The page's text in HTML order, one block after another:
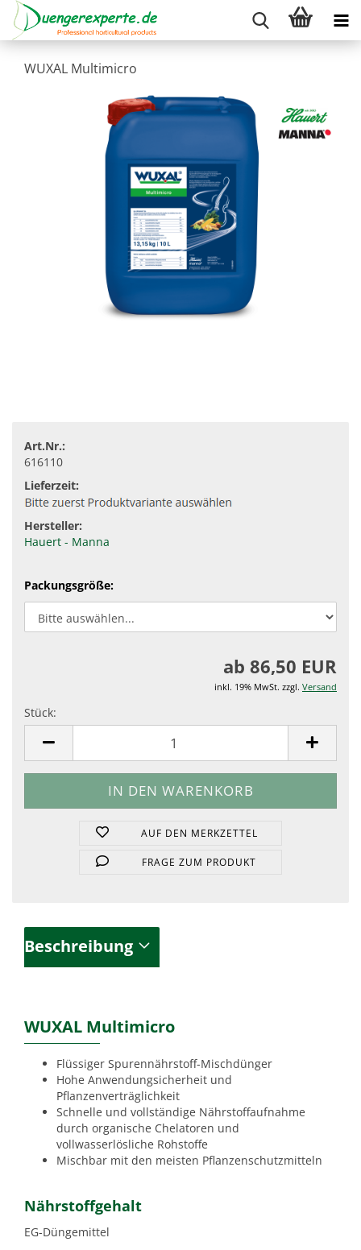
WUXAL Multimicro
Art.Nr.:
616110
Lieferzeit:
Hersteller:
Hauert - Manna
Packungsgröße:
ab 86,50 EUR
inkl. 19% MwSt. zzgl. Versand
Stück:
AUF DEN MERKZETTEL
FRAGE ZUM PRODUKT
Beschreibung
WUXAL Multimicro
Flüssiger Spurennährstoff-Mischdünger
Hohe Anwendungsicherheit und
Pflanzenverträglichkeit
Schnelle und vollständige Nährstoffaufnahme
durch organische Chelatoren und
vollwasserlösliche Rohstoffe
Mischbar mit den meisten Pflanzenschutzmitteln
Nährstoffgehalt
EG-Düngemittel